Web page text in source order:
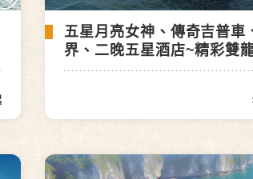
五星月亮女神、傳奇吉普車
界、二晚五星酒店~精彩雙